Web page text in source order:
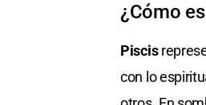
¿Cómo
Piscis
con lo